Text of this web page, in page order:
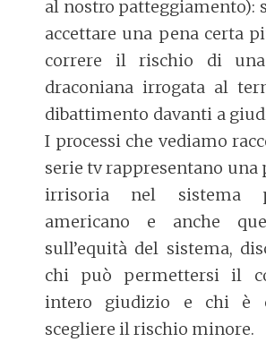
al nostro patteggiamento):
accettare una pena certa
correre il rischio di una
draconiana irrogata al
dibattimento davanti a
I processi che vediamo
serie tv rappresentano una
irrisoria nel sistema
americano e anche
sull’equità del sistema,
chi può permettersi il
intero giudizio e chi è
scegliere il rischio minore.